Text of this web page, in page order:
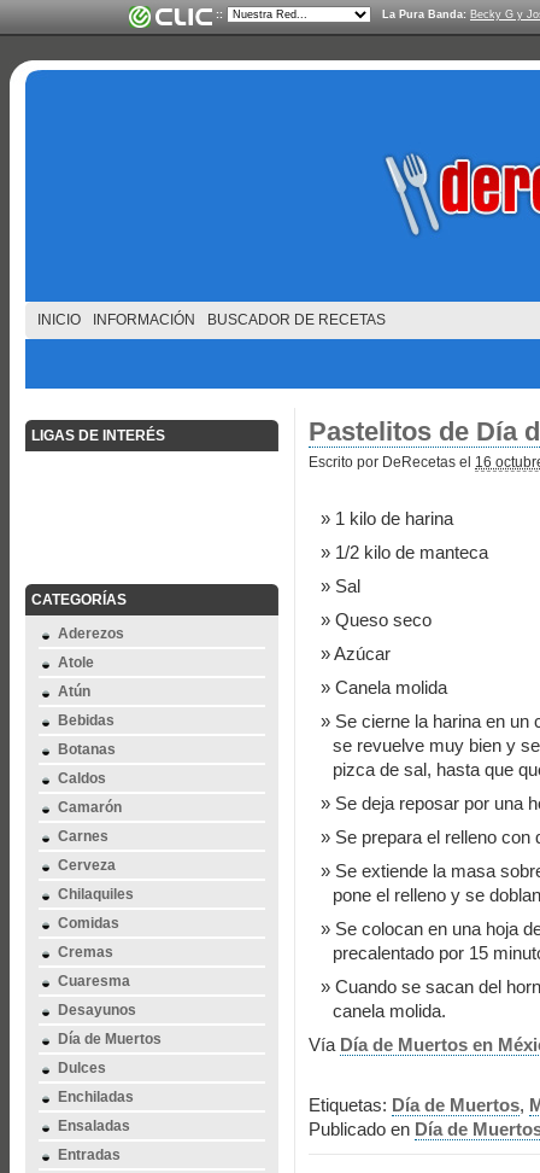
:: La Pura Banda: Becky G y
INICIO INFORMACIÓN BUSCADOR DE RECETAS
LIGAS DE INTERÉS
CATEGORÍAS
Aderezos
Atole
Atún
Bebidas
Botanas
Caldos
Camarón
Carnes
Cerveza
Chilaquiles
Comidas
Cremas
Cuaresma
Desayunos
Día de Muertos
Dulces
Enchiladas
Ensaladas
Entradas
Pastelitos de Día
Escrito por DeRecetas el 16
1 kilo de harina
1/2 kilo de manteca
Sal
Queso seco
Azúcar
Canela molida
Se cierne la harina en un
se revuelve muy bien y
pizca de sal, hasta que
Se deja reposar por una
Se prepara el relleno
Se extiende la masa
pone el relleno y se
Se colocan en una hoja
precalentado por 15
Cuando se sacan del
canela molida.
Vía Día de Muertos en
Etiquetas: Día de Muertos,
Publicado en Día de